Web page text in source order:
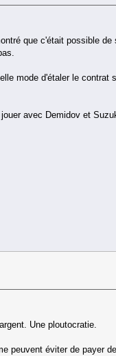
que c'était possible
mode d'étaler le contrat
avec Demidov et
Une ploutocratie.
éviter de payer